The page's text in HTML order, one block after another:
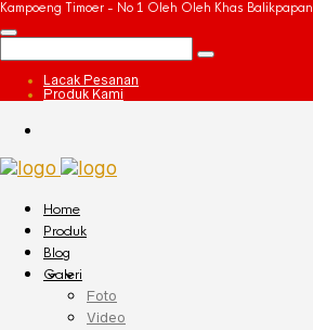
Kampoeng Timoer - No 1 Oleh Oleh Khas Balikpapan
Lacak Pesanan
Produk Kami
Home
Produk
Blog
Galeri
Foto
Video